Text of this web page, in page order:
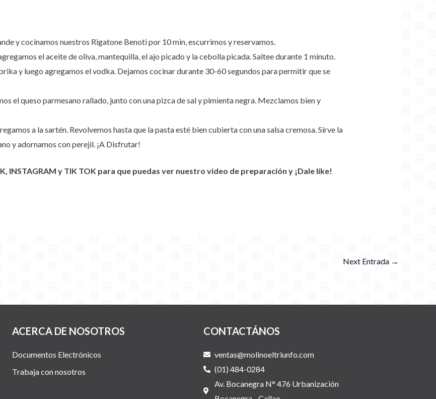
y cocinamos nuestros Rigatone Benoti por 10 min, escurrimos y reservamos.
el aceite de oliva, mantequilla, el ajo picado y la cebolla picada. Saltee durante 1 minuto.
y luego agregamos el vodka. Dejamos cocinar durante 30-60 segundos para permitir que se
el queso parmesano rallado, junto con una pizca de sal y pimienta negra. Mezclamos bien y
a la sartén. Revolvemos hasta que la pasta esté bien cubierta con una salsa cremosa. Sirve la
y adornamos con perejil. ¡A Disfrutar!
INSTAGRAM y TIK TOK para que puedas ver nuestro video de preparación y ¡Dale like!
Next Entrada →
ACERCA DE NOSOTROS
Documentos Electrónicos
Trabaja con nosotros
CONTACTÁNOS
ventas@molinoeltriunfo.com
(01) 484-0284
Av. Bocanegra N° 476 Urbanización